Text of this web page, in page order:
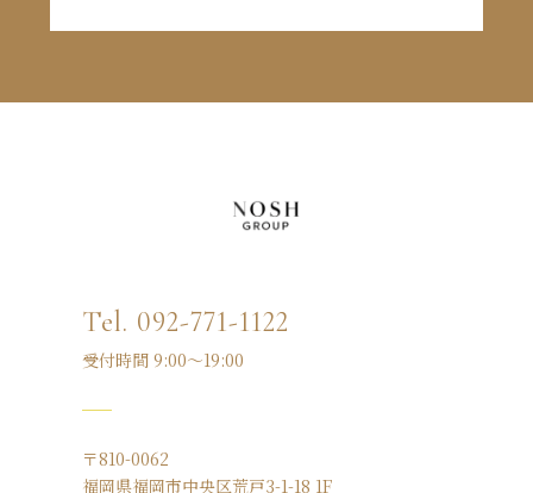
Tel. 092-771-1122
受付時間 9:00～19:00
〒810-0062
福岡県福岡市中央区荒戸3-1-18 1F